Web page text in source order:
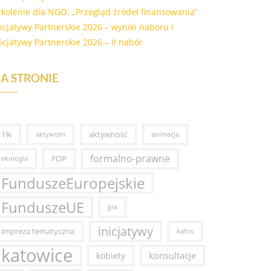
dla NGO: „Przegląd źródeł finansowania”
Partnerskie 2026 – wyniki naboru I
Partnerskie 2026 – II nabór
STRONIE
1% aktywizm aktywność animacja
ekologia FOP formalno-prawne
FunduszeEuropejskie
FunduszeUE
gra
impreza tematyczna inicjatywy kafos
katowice kobiety konsultacje